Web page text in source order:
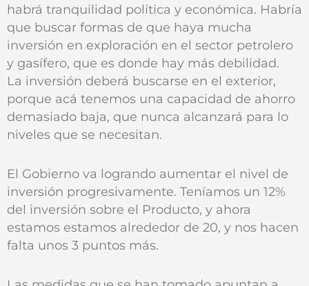
habrá tranquilidad política y económica. Habría
que buscar formas de que haya mucha
inversión en exploración en el sector petrolero
y gasífero, que es donde hay más debilidad.
La inversión deberá buscarse en el exterior,
porque acá tenemos una capacidad de ahorro
demasiado baja, que nunca alcanzará para lo
niveles que se necesitan.
El Gobierno va logrando aumentar el nivel de
inversión progresivamente. Teníamos un 12%
del inversión sobre el Producto, y ahora
estamos estamos alrededor de 20, y nos hacen
falta unos 3 puntos más.